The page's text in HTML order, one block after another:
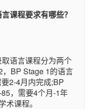
课程要求有哪些？
语言课程分为两个
BP Stage 1的语言
2-4月内完成;BP
，需要4个月-1年
术课程。